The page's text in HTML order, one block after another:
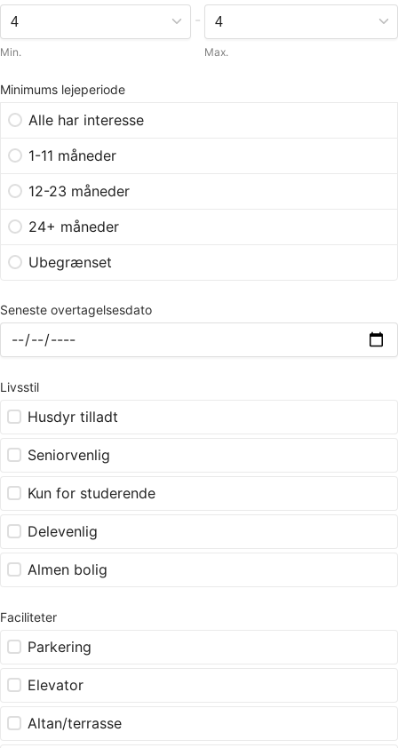
Min.
-
Max.
Minimums lejeperiode
Alle har interesse
1-11 måneder
12-23 måneder
24+ måneder
Ubegrænset
Seneste overtagelsesdato
Livsstil
Husdyr tilladt
Seniorvenlig
Kun for studerende
Delevenlig
Almen bolig
Faciliteter
Parkering
Elevator
Altan/terrasse